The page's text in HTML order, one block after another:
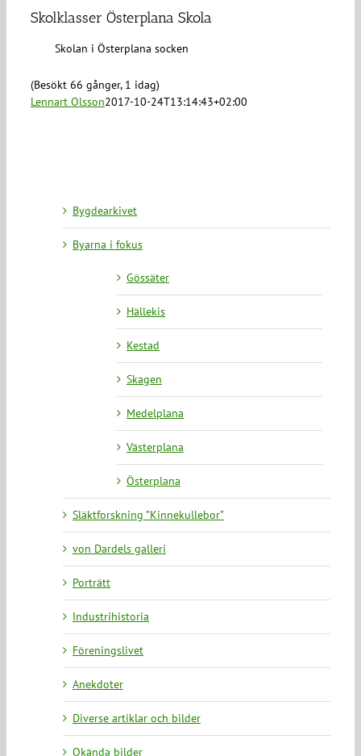
Skolklasser Österplana Skola
Skolan i Österplana socken
(Besökt 66 gånger, 1 idag)
Lennart Olsson2017-10-24T13:14:43+02:00
Bygdearkivet
Byarna i fokus
Gössäter
Hällekis
Kestad
Skagen
Medelplana
Västerplana
Österplana
Släktforskning ”Kinnekullebor”
von Dardels galleri
Porträtt
Industrihistoria
Föreningslivet
Anekdoter
Diverse artiklar och bilder
Okända bilder